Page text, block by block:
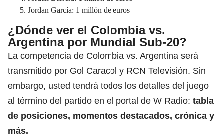
Jordan García: 1 millón de euros
¿Dónde ver el Colombia vs.
Argentina por Mundial Sub-20?
La competencia de Colombia vs. Argentina será
transmitido por Gol Caracol y RCN Televisión. Sin
embargo, usted tendrá todos los detalles del juego
al término del partido en el portal de W Radio: tabla
de posiciones, momentos destacados, crónica y
más.